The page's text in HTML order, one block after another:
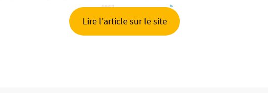
Lire l’article sur le site